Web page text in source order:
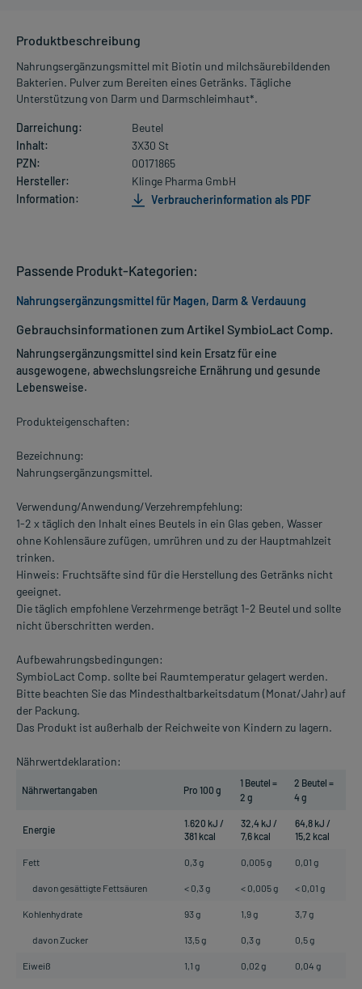
Produktbeschreibung
Nahrungsergänzungsmittel mit Biotin und milchsäurebildenden
Bakterien. Pulver zum Bereiten eines Getränks. Tägliche
Unterstützung von Darm und Darmschleimhaut*.
Darreichung:
Beutel
Inhalt:
3X30 St
PZN:
00171865
Hersteller:
Klinge Pharma GmbH
Information:
Verbraucherinformation als PDF
Gebrauchsinformationen zum Artikel SymbioLact Comp.
Nahrungsergänzungsmittel sind kein Ersatz für eine
ausgewogene, abwechslungsreiche Ernährung und gesunde
Lebensweise.
Produkteigenschaften:
Bezeichnung:
Nahrungsergänzungsmittel.
Verwendung/Anwendung/Verzehrempfehlung:
1-2 x täglich den Inhalt eines Beutels in ein Glas geben, Wasser
ohne Kohlensäure zufügen, umrühren und zu der Hauptmahlzeit
trinken.
Hinweis: Fruchtsäfte sind für die Herstellung des Getränks nicht
geeignet.
Die täglich empfohlene Verzehrmenge beträgt 1-2 Beutel und sollte
nicht überschritten werden.
Aufbewahrungsbedingungen:
SymbioLact Comp. sollte bei Raumtemperatur gelagert werden.
Bitte beachten Sie das Mindesthaltbarkeitsdatum (Monat/Jahr) auf
der Packung.
Das Produkt ist außerhalb der Reichweite von Kindern zu lagern.
Nährwertdeklaration:
Nährwertangaben Pro 100 g
1 Beutel =
2 g
2 Beutel =
4 g
Energie
1.620 kJ /
381 kcal
32,4 kJ /
7,6 kcal
64,8 kJ /
15,2 kcal
Fett 0,3 g 0,005 g 0,01 g
davon gesättigte Fettsäuren < 0,3 g < 0,005 g < 0,01 g
Kohlenhydrate 93 g 1,9 g 3,7 g
davon Zucker 13,5 g 0,3 g 0,5 g
Eiweiß 1,1 g 0,02 g 0,04 g
Passende Produkt-Kategorien:
Nahrungsergänzungsmittel für Magen, Darm & Verdauung